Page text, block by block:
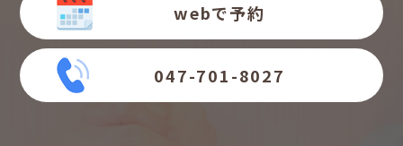
webで予約
047-701-8027